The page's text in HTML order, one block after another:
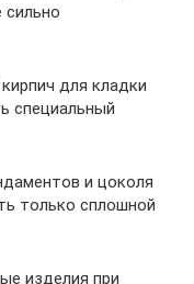
сильно
для кладки
специальный
и цоколя
только сплошной
изделия при